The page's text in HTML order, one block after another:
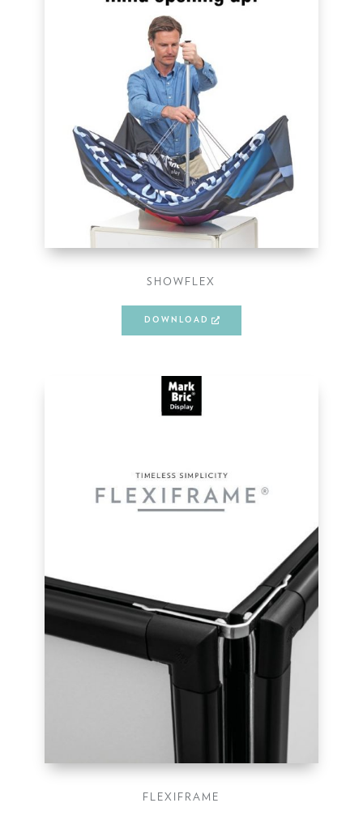
SHOWFLEX
DOWNLOAD
FLEXIFRAME